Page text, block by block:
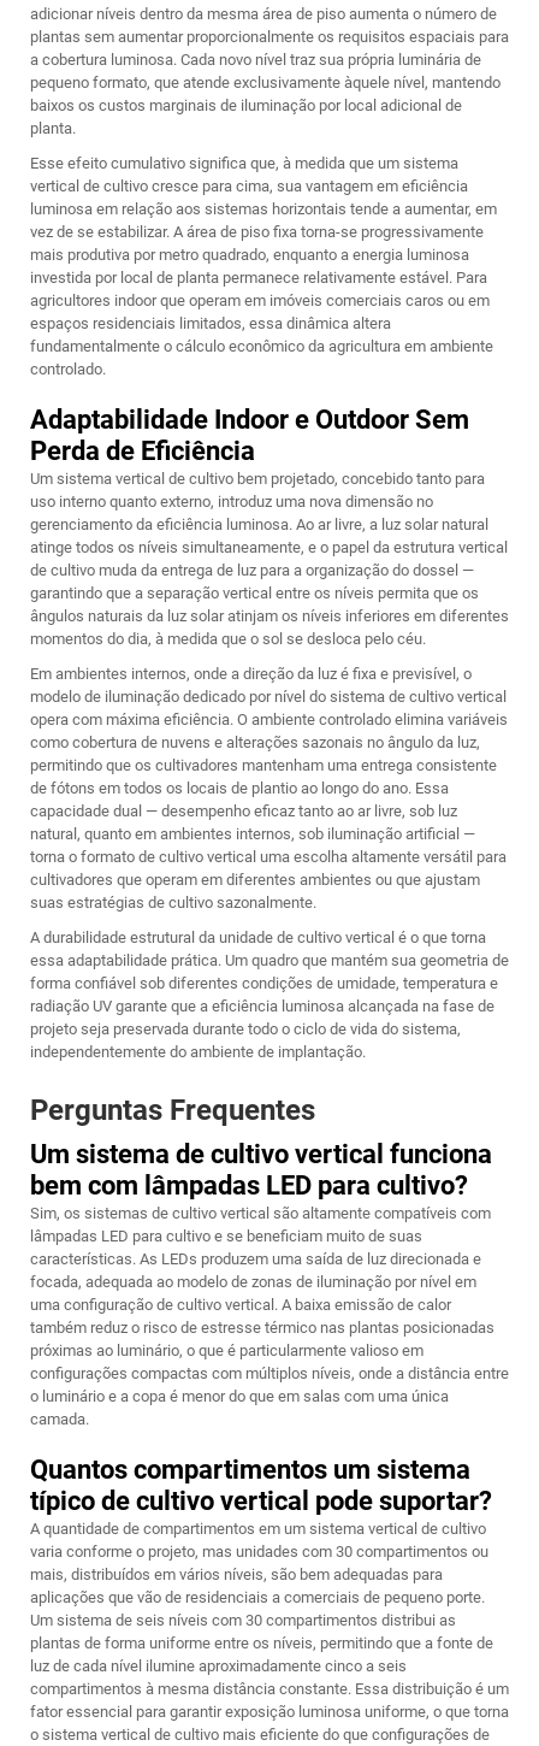
adicionar níveis dentro da mesma área de piso aumenta o número de
plantas sem aumentar proporcionalmente os requisitos espaciais para
a cobertura luminosa. Cada novo nível traz sua própria luminária de
pequeno formato, que atende exclusivamente àquele nível, mantendo
baixos os custos marginais de iluminação por local adicional de
planta.
Esse efeito cumulativo significa que, à medida que um sistema
vertical de cultivo cresce para cima, sua vantagem em eficiência
luminosa em relação aos sistemas horizontais tende a aumentar, em
vez de se estabilizar. A área de piso fixa torna-se progressivamente
mais produtiva por metro quadrado, enquanto a energia luminosa
investida por local de planta permanece relativamente estável. Para
agricultores indoor que operam em imóveis comerciais caros ou em
espaços residenciais limitados, essa dinâmica altera
fundamentalmente o cálculo econômico da agricultura em ambiente
controlado.
Adaptabilidade Indoor e Outdoor Sem
Perda de Eficiência
Um sistema vertical de cultivo bem projetado, concebido tanto para
uso interno quanto externo, introduz uma nova dimensão no
gerenciamento da eficiência luminosa. Ao ar livre, a luz solar natural
atinge todos os níveis simultaneamente, e o papel da estrutura vertical
de cultivo muda da entrega de luz para a organização do dossel —
garantindo que a separação vertical entre os níveis permita que os
ângulos naturais da luz solar atinjam os níveis inferiores em diferentes
momentos do dia, à medida que o sol se desloca pelo céu.
Em ambientes internos, onde a direção da luz é fixa e previsível, o
modelo de iluminação dedicado por nível do sistema de cultivo vertical
opera com máxima eficiência. O ambiente controlado elimina variáveis
como cobertura de nuvens e alterações sazonais no ângulo da luz,
permitindo que os cultivadores mantenham uma entrega consistente
de fótons em todos os locais de plantio ao longo do ano. Essa
capacidade dual — desempenho eficaz tanto ao ar livre, sob luz
natural, quanto em ambientes internos, sob iluminação artificial —
torna o formato de cultivo vertical uma escolha altamente versátil para
cultivadores que operam em diferentes ambientes ou que ajustam
suas estratégias de cultivo sazonalmente.
A durabilidade estrutural da unidade de cultivo vertical é o que torna
essa adaptabilidade prática. Um quadro que mantém sua geometria de
forma confiável sob diferentes condições de umidade, temperatura e
radiação UV garante que a eficiência luminosa alcançada na fase de
projeto seja preservada durante todo o ciclo de vida do sistema,
independentemente do ambiente de implantação.
Perguntas Frequentes
Um sistema de cultivo vertical funciona
bem com lâmpadas LED para cultivo?
Sim, os sistemas de cultivo vertical são altamente compatíveis com
lâmpadas LED para cultivo e se beneficiam muito de suas
características. As LEDs produzem uma saída de luz direcionada e
focada, adequada ao modelo de zonas de iluminação por nível em
uma configuração de cultivo vertical. A baixa emissão de calor
também reduz o risco de estresse térmico nas plantas posicionadas
próximas ao luminário, o que é particularmente valioso em
configurações compactas com múltiplos níveis, onde a distância entre
o luminário e a copa é menor do que em salas com uma única
camada.
Quantos compartimentos um sistema
típico de cultivo vertical pode suportar?
A quantidade de compartimentos em um sistema vertical de cultivo
varia conforme o projeto, mas unidades com 30 compartimentos ou
mais, distribuídos em vários níveis, são bem adequadas para
aplicações que vão de residenciais a comerciais de pequeno porte.
Um sistema de seis níveis com 30 compartimentos distribui as
plantas de forma uniforme entre os níveis, permitindo que a fonte de
luz de cada nível ilumine aproximadamente cinco a seis
compartimentos à mesma distância constante. Essa distribuição é um
fator essencial para garantir exposição luminosa uniforme, o que torna
o sistema vertical de cultivo mais eficiente do que configurações de